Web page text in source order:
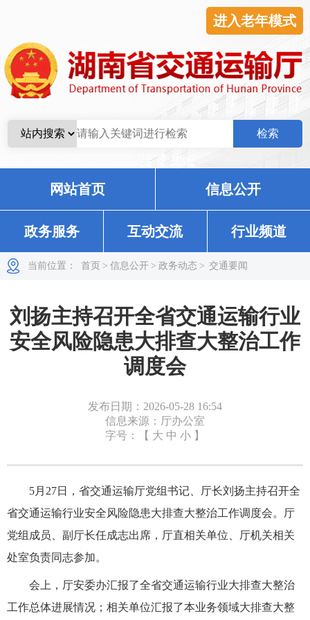
进入老年模式
网站首页 信息公开
政务服务 互动交流 行业频道
当前位置： 首页 > 信息公开 > 政务动态 > 交通要闻
刘扬主持召开全省交通运输行业
安全风险隐患大排查大整治工作
调度会
发布日期：2026-05-28 16:54
信息来源：厅办公室
字号：【 大 中 小 】
5月27日，省交通运输厅党组书记、厅长刘扬主持召开全
省交通运输行业安全风险隐患大排查大整治工作调度会。厅
党组成员、副厅长任成志出席，厅直相关单位、厅机关相关
处室负责同志参加。
会上，厅安委办汇报了全省交通运输行业大排查大整治
工作总体进展情况；相关单位汇报了本业务领域大排查大整